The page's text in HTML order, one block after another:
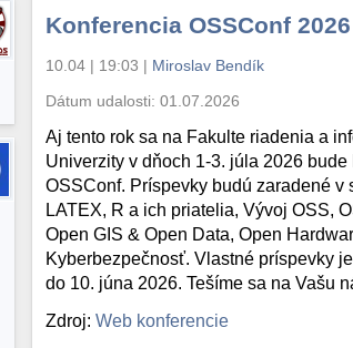
Konferencia OSSConf 2026
10.04 | 19:03 | Miroslav Bendík
Dátum udalosti:01.07.2026
Aj tento rok sa na Fakulte riadenia a
Univerzity v dňoch 1-3. júla 2026
OSSConf. Príspevky budú zaradené v
LATEX, R a ich priatelia, Vývoj OSS,
Open GIS & Open Data, Open
Kyberbezpečnosť. Vlastné príspevky
do 10. júna 2026. Tešíme sa na Vašu
Zdroj:Web konferencie